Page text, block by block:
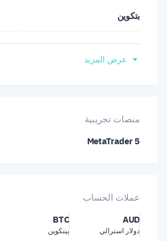
الجمهورية العربية السورية
السودان
المملكة المتحدة
بتكوين
Bitcoin Cash
Dogecoin
عرض المزيد
منصات تجريبية
MetaTrader 5
عملات الحساب
AUD
دولار استرالي
BTC
بيتكوين